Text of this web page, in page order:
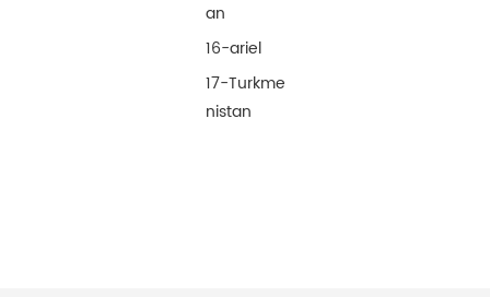
an
16-ariel
17-Turkme
nistan